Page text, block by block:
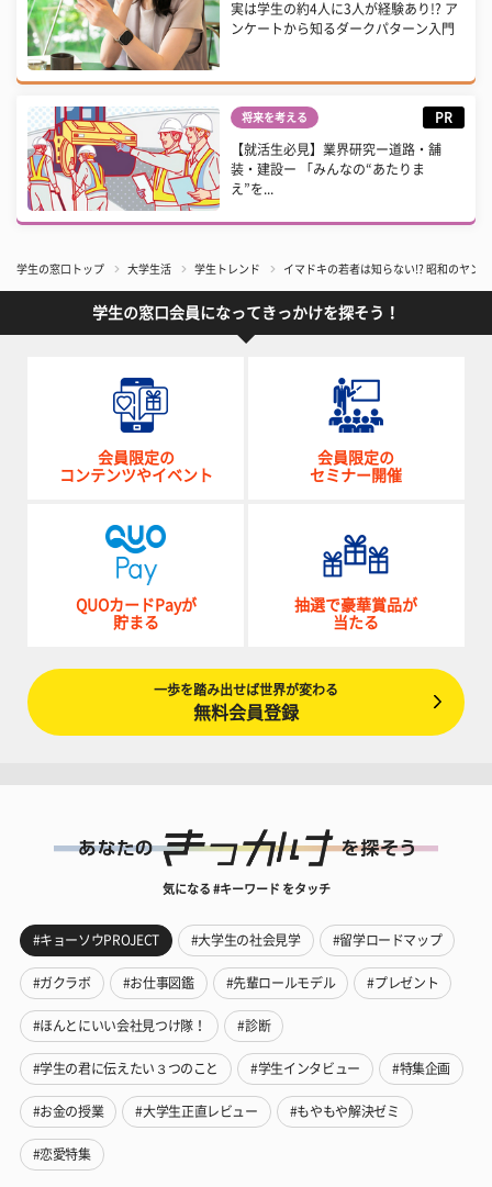
実は学生の約4人に3人が経験あり!? ア
ンケートから知るダークパターン入門
将来を考える PR
【就活生必見】業界研究ー道路・舗
装・建設ー 「みんなの“あたりま
え”を...
学生の窓口トップ 大学生活 学生トレンド イマドキの若者は知らない!? 昭和のヤン
学生の窓口会員になってきっかけを探そう！
会員限定の
コンテンツやイベント
会員限定の
セミナー開催
QUOカードPayが
貯まる
抽選で豪華賞品が
当たる
一歩を踏み出せば世界が変わる
無料会員登録
気になる #キーワード をタッチ
#キョーソウPROJECT #大学生の社会見学 #留学ロードマップ
#ガクラボ #お仕事図鑑 #先輩ロールモデル #プレゼント
#ほんとにいい会社見つけ隊！ #診断
#学生の君に伝えたい３つのこと #学生インタビュー #特集企画
#お金の授業 #大学生正直レビュー #もやもや解決ゼミ
#恋愛特集